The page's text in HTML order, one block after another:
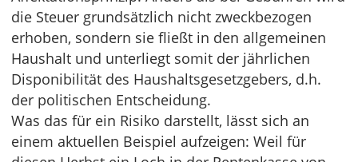
die Steuer grundsätzlich nicht zweckbezogen
erhoben, sondern sie fließt in den allgemeinen
Haushalt und unterliegt somit der jährlichen
Disponibilität des Haushaltsgesetzgebers, d.h.
der politischen Entscheidung.
Was das für ein Risiko darstellt, lässt sich an
einem aktuellen Beispiel aufzeigen: Weil für